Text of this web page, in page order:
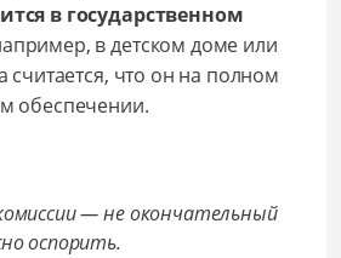
в государственном
в детском доме или
считается, что он на полном
обеспечении.
— не окончательный
оспорить.